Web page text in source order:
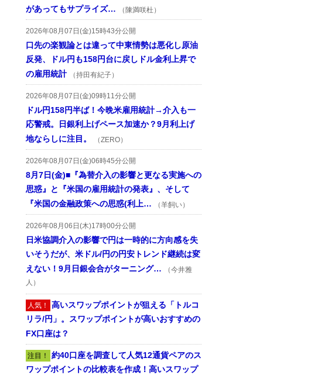
があってもサプライズ…
（陳満咲杜）
2026年08月07日(金)15時43分公開
口先の楽観論とは違って中東情勢は悪化し原油
反発、ドル円も158円台に戻しドル金利上昇で
の雇用統計
（持田有紀子）
2026年08月07日(金)09時11分公開
ドル円158円半ば！今晩米雇用統計→介入も一
応警戒。日銀利上げペース加速か？9月利上げ
地ならしに注目。
（ZERO）
2026年08月07日(金)06時45分公開
8月7日(金)■『為替介入の影響と更なる実施への
思惑』と『米国の雇用統計の発表』、そして
『米国の金融政策への思惑(利上…
（羊飼い）
2026年08月06日(木)17時00分公開
日米協調介入の影響で円は一時的に方向感を失
いそうだが、米ドル/円の円安トレンド継続は変
えない！9月日銀会合がターニング…
（今井雅
人）
人気！ 高いスワップポイントが狙える「トルコ
リラ/円」。スワップポイントが高いおすすめの
FX口座は？
注目！ 約40口座を調査して人気12通貨ペアのス
ワップポイントの比較表を作成！高いスワップ